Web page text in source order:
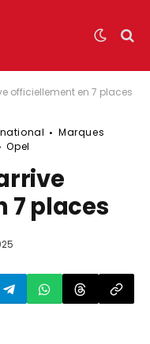
officiellement en 7 places
Marques
Opel
7 places